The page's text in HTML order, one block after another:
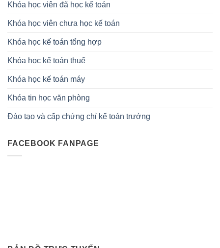
Khóa học viên đã học kế toán
Khóa học viên chưa học kế toán
Khóa học kế toán tổng hợp
Khóa học kế toán thuế
Khóa học kế toán máy
Khóa tin học văn phòng
Đào tạo và cấp chứng chỉ kế toán trưởng
FACEBOOK FANPAGE